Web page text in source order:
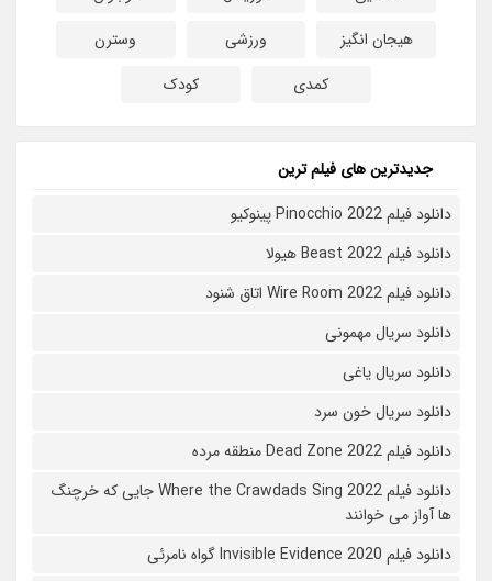
هیجان انگیز
ورزشی
وسترن
کمدی
کودک
جدیدترین های فیلم ترین
دانلود فیلم Pinocchio 2022 پینوکیو
دانلود فیلم Beast 2022 هیولا
دانلود فیلم Wire Room 2022 اتاق شنود
دانلود سریال مهمونی
دانلود سریال یاغی
دانلود سریال خون سرد
دانلود فیلم 2022 Dead Zone منطقه مرده
دانلود فیلم Where the Crawdads Sing 2022 جایی که خرچنگ
ها آواز می خوانند
دانلود فیلم 2020 Invisible Evidence گواه نامرئی